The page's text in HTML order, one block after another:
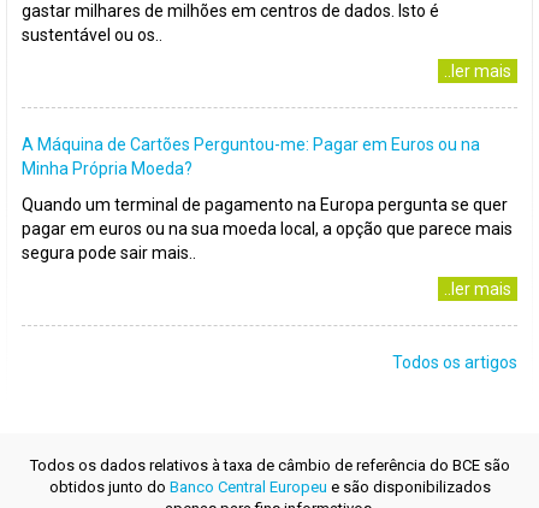
gastar milhares de milhões em centros de dados. Isto é
sustentável ou os..
..ler mais
A Máquina de Cartões Perguntou-me: Pagar em Euros ou na
Minha Própria Moeda?
Quando um terminal de pagamento na Europa pergunta se quer
pagar em euros ou na sua moeda local, a opção que parece mais
segura pode sair mais..
..ler mais
Todos os artigos
Todos os dados relativos à taxa de câmbio de referência do BCE são
obtidos junto do Banco Central Europeu e são disponibilizados